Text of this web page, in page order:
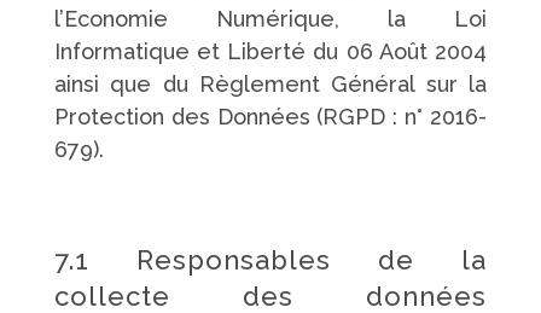
l’Economie Numérique, la Loi
Informatique et Liberté du 06 Août 2004
ainsi que du Règlement Général sur la
Protection des Données (RGPD : n° 2016-
679).
7.1 Responsables de la
collecte des données